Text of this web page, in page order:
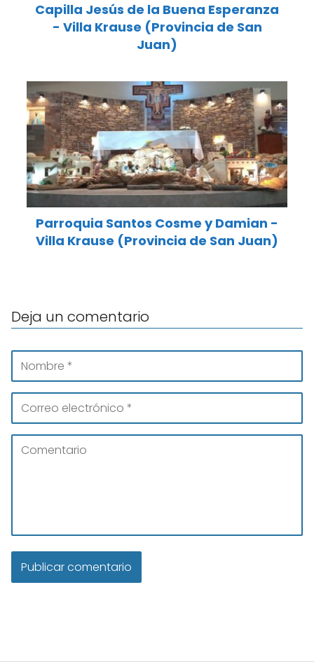
Capilla Jesús de la Buena Esperanza
- Villa Krause (Provincia de San
Juan)
Parroquia Santos Cosme y Damian -
Villa Krause (Provincia de San Juan)
Deja un comentario